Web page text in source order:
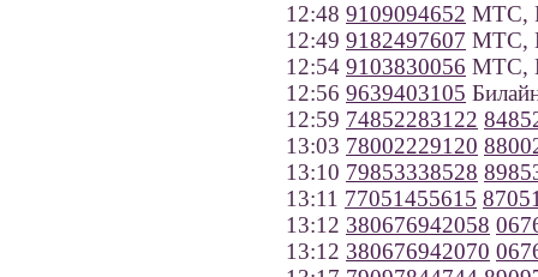
12:48 9109094652 МТС,
12:49 9182497607 МТС,
12:54 9103830056 МТС,
12:56 9639403105
12:59 74852283122
13:03 78002229120
13:10 79853338528
13:11 77051455615
13:12 380676942058
13:12 380676942070